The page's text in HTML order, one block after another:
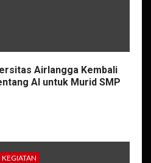
Airlangga Kembali
AI untuk Murid SMP
KEGIATAN